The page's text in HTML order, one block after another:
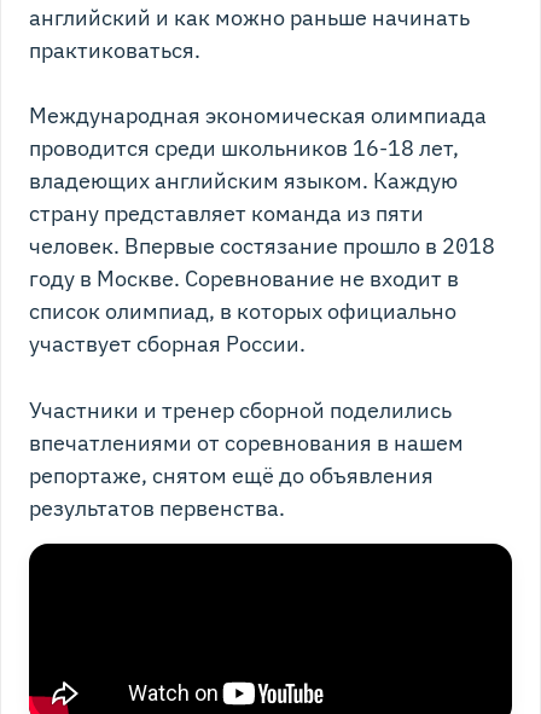
английский и как можно раньше начинать
практиковаться.
Международная экономическая олимпиада
проводится среди школьников 16-18 лет,
владеющих английским языком. Каждую
страну представляет команда из пяти
человек. Впервые состязание прошло в 2018
году в Москве. Соревнование не входит в
список олимпиад, в которых официально
участвует сборная России.
Участники и тренер сборной поделились
впечатлениями от соревнования в нашем
репортаже, снятом ещё до объявления
результатов первенства.